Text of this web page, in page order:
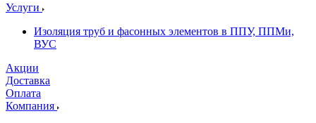
Услуги
Изоляция труб и фасонных элементов в ППУ, ППМи,
ВУС
Акции
Доставка
Оплата
Компания